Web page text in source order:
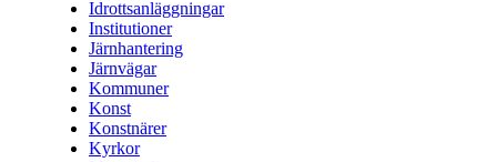
Idrottsanläggningar
Institutioner
Järnhantering
Järnvägar
Kommuner
Konst
Konstnärer
Kyrkor